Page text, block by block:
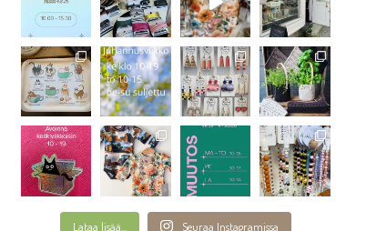
Lataa lisää... Seuraa Instagramissa